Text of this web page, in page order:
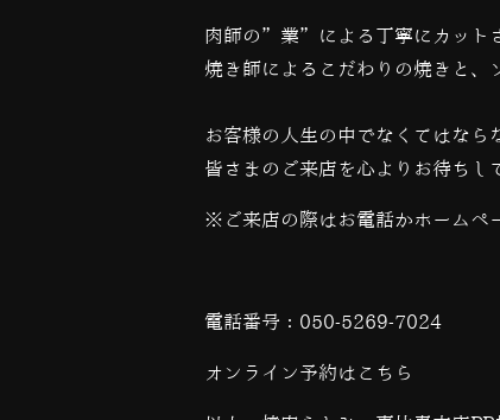
肉師の”業”による丁寧にカット
焼き師によるこだわりの焼きと、
お客様の人生の中でなくてはなら
皆さまのご来店を心よりお待ちし
※ご来店の際はお電話かホームペ
電話番号： 050-5269-7024
オンライン予約は こちら